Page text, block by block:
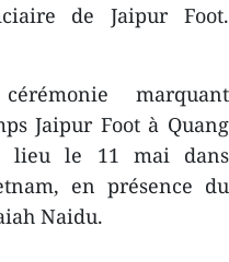
de Jaipur Foot.
marquant
Jaipur Foot à Quang
le 11 mai dans
en présence du
Naidu.